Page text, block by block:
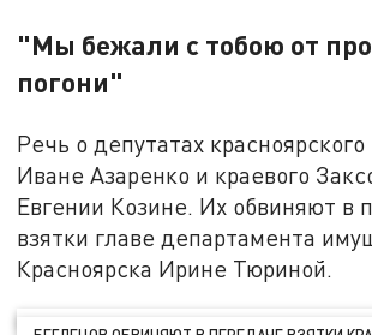
"Мы бежали с тобою от
погони"
Речь о депутатах красноярского
Иване Азаренко и краевого
Евгении Козине. Их обвиняют в
взятки главе департамента
Красноярска Ирине Тюриной.